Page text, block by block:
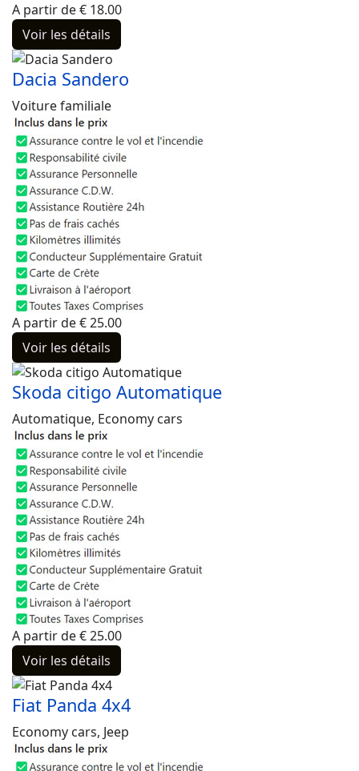
A partir de€ 18.00
Voir les détails
Dacia Sandero
Voiture familiale
A partir de€25.00
Voir les détails
Skoda citigo Automatique
Automatique, Economy cars
A partir de€25.00
Voir les détails
Fiat Panda 4x4
Economy cars, Jeep